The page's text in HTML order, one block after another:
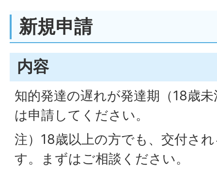
新規申請
内容
知的発達の遅れが発達期（18歳
は申請してください。
注）18歳以上の方でも、交付さ
す。まずはご相談ください。